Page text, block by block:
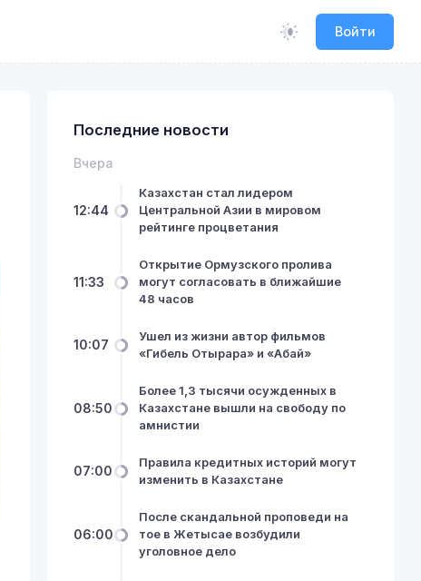
Войти
Последние новости
Вчера
12:44
Казахстан стал лидером
Центральной Азии в мировом
рейтинге процветания
11:33
Открытие Ормузского пролива
могут согласовать в ближайшие
48 часов
10:07
Ушел из жизни автор фильмов
«Гибель Отырара» и «Абай»
08:50
Более 1,3 тысячи осужденных в
Казахстане вышли на свободу по
амнистии
07:00
Правила кредитных историй могут
изменить в Казахстане
06:00
После скандальной проповеди на
тое в Жетысае возбудили
уголовное дело